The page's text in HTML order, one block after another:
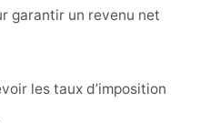
garantir un revenu net
les taux d’imposition